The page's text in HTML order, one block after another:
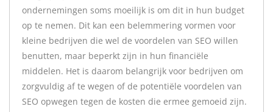
ondernemingen soms moeilijk is om dit in hun budget
op te nemen. Dit kan een belemmering vormen voor
kleine bedrijven die wel de voordelen van SEO willen
benutten, maar beperkt zijn in hun financiële
middelen. Het is daarom belangrijk voor bedrijven om
zorgvuldig af te wegen of de potentiële voordelen van
SEO opwegen tegen de kosten die ermee gemoeid zijn.